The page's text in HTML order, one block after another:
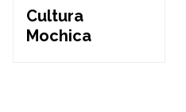
Cultura
Mochica